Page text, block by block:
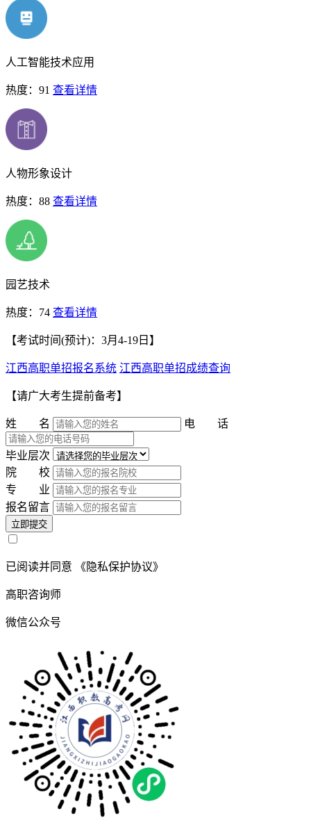
人工智能技术应用
热度：91 查看详情
人物形象设计
热度：88 查看详情
园艺技术
热度：74 查看详情
【考试时间(预计)：3月4-19日】
江西高职单招报名系统 江西高职单招成绩查询
【请广大考生提前备考】
姓 名 电 话
毕业层次
院 校
专 业
报名留言
立即提交
已阅读并同意 《隐私保护协议》
高职咨询师
微信公众号